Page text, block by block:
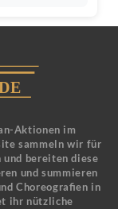
Aktionen im
sammeln wir für
und bereiten diese
und summieren
Choreografien in
ihr nützliche